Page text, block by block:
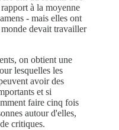
à la moyenne
- mais elles ont
devait travailler
on obtient une
lesquelles les
avoir des
et si
faire cinq fois
autour d'elles,
critiques.